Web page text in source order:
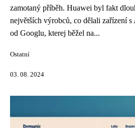
zamotaný příběh. Huawei byl fakt
největších výrobců, co dělali zařízení s
od Googlu, kterej běžel na...
Ostatní
03. 08. 2024